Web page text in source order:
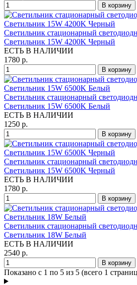
В корзину
Светильник стационарный
Светильник 15W 4200K Черный
ЕСТЬ В НАЛИЧИИ
1780 р.
В корзину
Светильник стационарный
Светильник 15W 6500K Белый
ЕСТЬ В НАЛИЧИИ
1250 р.
В корзину
Светильник стационарный
Светильник 15W 6500K Черный
ЕСТЬ В НАЛИЧИИ
1780 р.
В корзину
Светильник стационарный
Светильник 18W Белый
ЕСТЬ В НАЛИЧИИ
2540 р.
В корзину
Показано с 1 по 5 из 5 (всего 1